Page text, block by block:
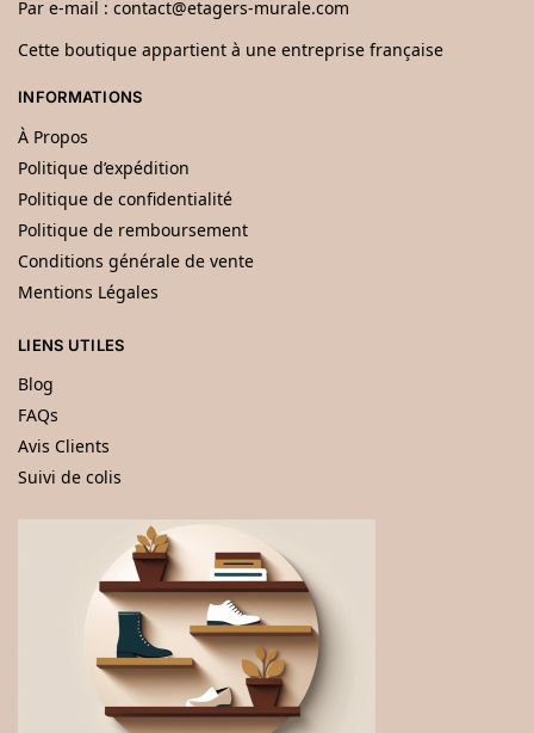
Par e-mail : contact@etagers-murale.com
Cette boutique appartient à une entreprise française
INFORMATIONS
À Propos
Politique d’expédition
Politique de confidentialité
Politique de remboursement
Conditions générale de vente
Mentions Légales
LIENS UTILES
Blog
FAQs
Avis Clients
Suivi de colis